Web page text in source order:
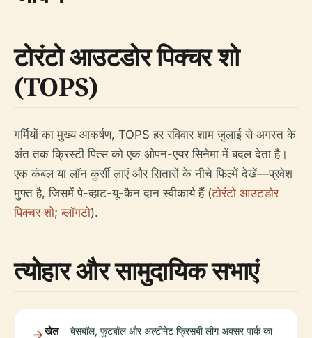
टोरंटो आउटडोर पिक्चर शो
(TOPS)
गर्मियों का मुख्य आकर्षण, TOPS हर रविवार शाम जुलाई से अगस्त के
अंत तक क्रिस्टी पित्स को एक ओपन-एयर सिनेमा में बदल देता है।
एक कंबल या लॉन कुर्सी लाएं और सितारों के नीचे फिल्में देखें—प्रवेश
मुफ्त है, जिसमें पे-व्हाट-यू-कैन दान स्वीकार्य हैं (टोरंटो आउटडोर
पिक्चर शो;ब्लॉगटो).
त्योहार और सामुदायिक सभाएं
खेल
बेसबॉल, फुटबॉल और अल्टीमेट फ्रिसबी लीग अक्सर पार्क का